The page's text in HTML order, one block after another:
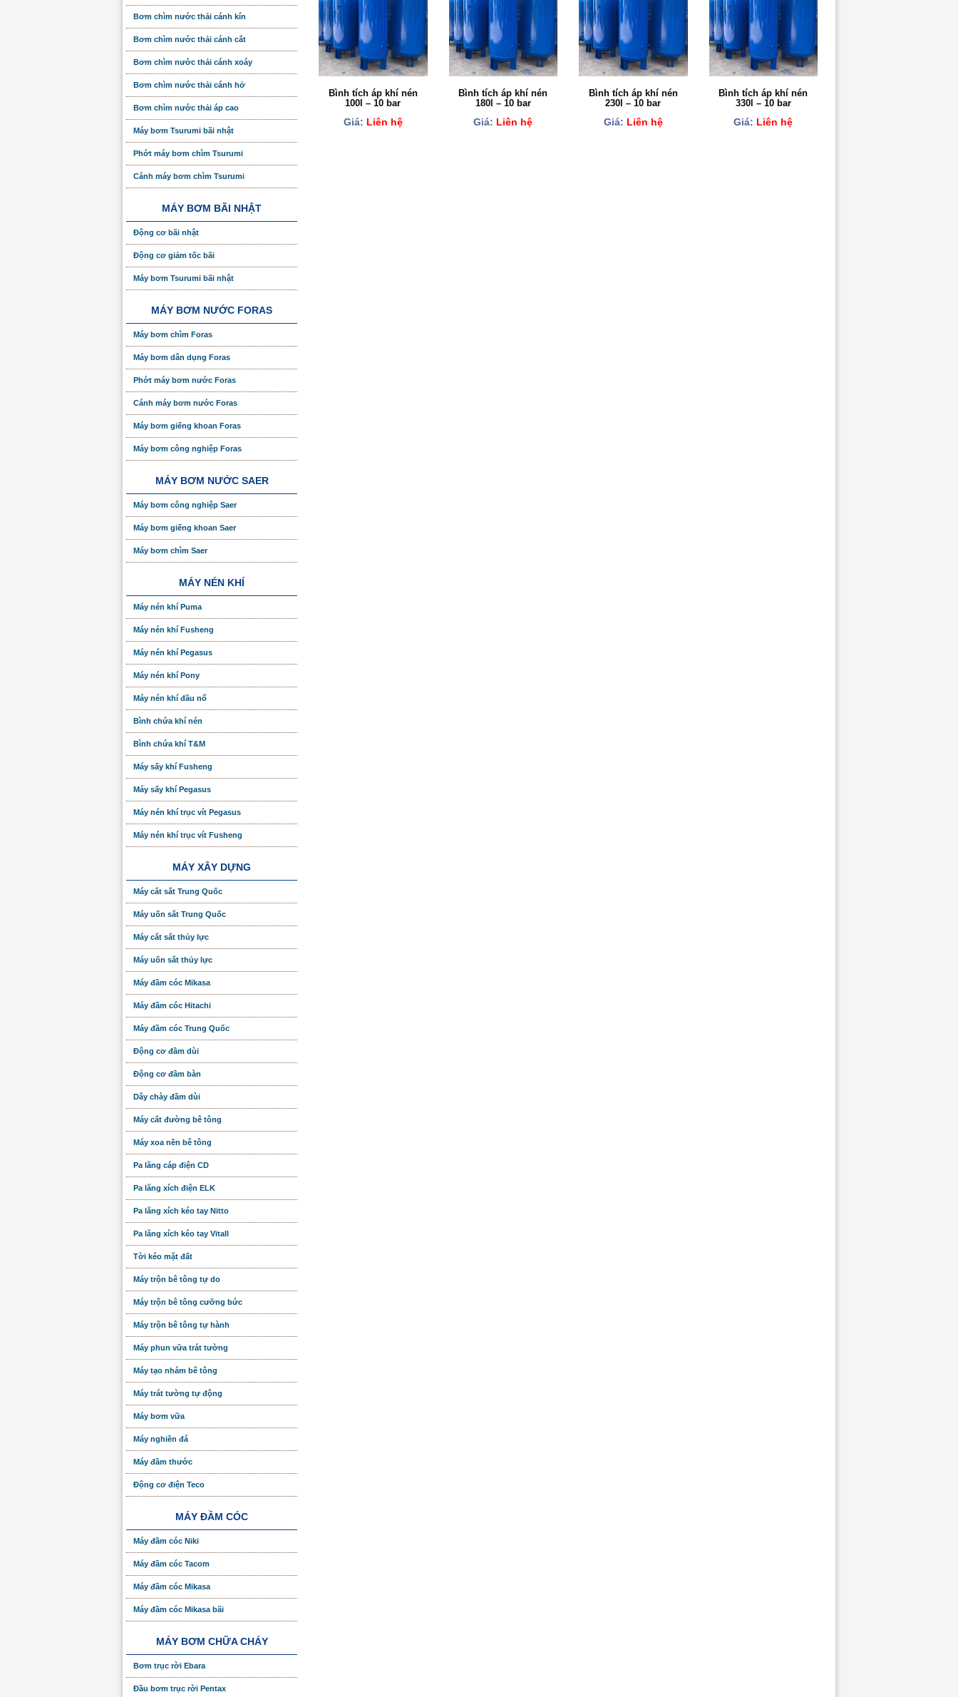
Bình tích áp khí nén
100l – 10 bar
Giá: Liên hệ
Bình tích áp khí nén
180l – 10 bar
Giá: Liên hệ
Bình tích áp khí nén
230l – 10 bar
Giá: Liên hệ
Bình tích áp khí nén
330l – 10 bar
Giá: Liên hệ
Bơm chìm nước thải cánh kín
Bơm chìm nước thải cánh cắt
Bơm chìm nước thải cánh xoáy
Bơm chìm nước thải cánh hở
Bơm chìm nước thải áp cao
Máy bơm Tsurumi bãi nhật
Phớt máy bơm chìm Tsurumi
Cánh máy bơm chìm Tsurumi
MÁY BƠM BÃI NHẬT
Động cơ bãi nhật
Động cơ giảm tốc bãi
Máy bơm Tsurumi bãi nhật
MÁY BƠM NƯỚC FORAS
Máy bơm chìm Foras
Máy bơm dân dụng Foras
Phớt máy bơm nước Foras
Cánh máy bơm nước Foras
Máy bơm giếng khoan Foras
Máy bơm công nghiệp Foras
MÁY BƠM NƯỚC SAER
Máy bơm công nghiệp Saer
Máy bơm giếng khoan Saer
Máy bơm chìm Saer
MÁY NÉN KHÍ
Máy nén khí Puma
Máy nén khí Fusheng
Máy nén khí Pegasus
Máy nén khí Pony
Máy nén khí đầu nổ
Bình chứa khí nén
Bình chứa khí T&M
Máy sấy khí Fusheng
Máy sấy khí Pegasus
Máy nén khí trục vít Pegasus
Máy nén khí trục vít Fusheng
MÁY XÂY DỰNG
Máy cắt sắt Trung Quốc
Máy uốn sắt Trung Quốc
Máy cắt sắt thủy lực
Máy uốn sắt thủy lực
Máy đầm cóc Mikasa
Máy đầm cóc Hitachi
Máy đầm cóc Trung Quốc
Động cơ đầm dùi
Động cơ đầm bàn
Dây chày đầm dùi
Máy cắt đường bê tông
Máy xoa nền bê tông
Pa lăng cáp điện CD
Pa lăng xích điện ELK
Pa lăng xích kéo tay Nitto
Pa lăng xích kéo tay Vitall
Tời kéo mặt đất
Máy trộn bê tông tự do
Máy trộn bê tông cưỡng bức
Máy trộn bê tông tự hành
Máy phun vữa trát tường
Máy tạo nhám bê tông
Máy trát tường tự động
Máy bơm vữa
Máy nghiền đá
Máy đầm thước
Động cơ điện Teco
MÁY ĐẦM CÓC
Máy đầm cóc Niki
Máy đầm cóc Tacom
Máy đầm cóc Mikasa
Máy đầm cóc Mikasa bãi
MÁY BƠM CHỮA CHÁY
Bơm trục rời Ebara
Đầu bơm trục rời Pentax